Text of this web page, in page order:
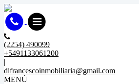
(2254) 490099
+5491133061200
|
difrancescoinmobiliaria@gmail.com
MENÚ